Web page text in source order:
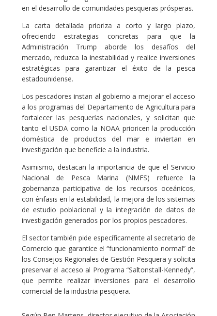
en el desarrollo de comunidades pesqueras prósperas.
La carta detallada prioriza a corto y largo plazo,
ofreciendo estrategias concretas para que la
Administración Trump aborde los desafíos del
mercado, reduzca la inestabilidad y realice inversiones
estratégicas para garantizar el éxito de la pesca
estadounidense.
Los pescadores instan al gobierno a mejorar el acceso
a los programas del Departamento de Agricultura para
fortalecer las pesquerías nacionales, y solicitan que
tanto el USDA como la NOAA prioricen la producción
doméstica de productos del mar e inviertan en
investigación que beneficie a la industria.
Asimismo, destacan la importancia de que el Servicio
Nacional de Pesca Marina (NMFS) refuerce la
gobernanza participativa de los recursos oceánicos,
con énfasis en la estabilidad, la mejora de los sistemas
de estudio poblacional y la integración de datos de
investigación generados por los propios pescadores.
El sector también pide específicamente al secretario de
Comercio que garantice el “funcionamiento normal” de
los Consejos Regionales de Gestión Pesquera y solicita
preservar el acceso al Programa “Saltonstall-Kennedy”,
que permite realizar inversiones para el desarrollo
comercial de la industria pesquera.